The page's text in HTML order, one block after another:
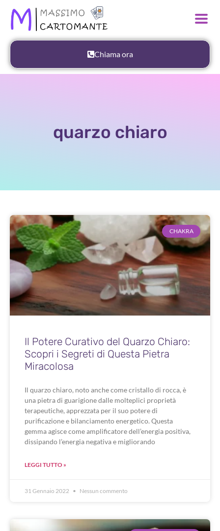
Chiama ora
quarzo chiaro
CHAKRA
Il Potere Curativo del Quarzo Chiaro:
Scopri i Segreti di Questa Pietra
Miracolosa
Il quarzo chiaro, noto anche come cristallo di rocca, è
una pietra di guarigione dalle molteplici proprietà
terapeutiche, apprezzata per il suo potere di
purificazione e bilanciamento energetico. Questa
gemma agisce come amplificatore dell’energia positiva,
dissipando l’energia negativa e migliorando
LEGGI TUTTO »
31 Gennaio 2022 Nessun commento